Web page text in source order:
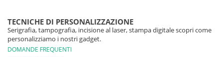
TECNICHE DI PERSONALIZZAZIONE
Serigrafia, tampografia, incisione al laser, stampa digitale scopri come
personalizziamo i nostri gadget.
DOMANDE FREQUENTI